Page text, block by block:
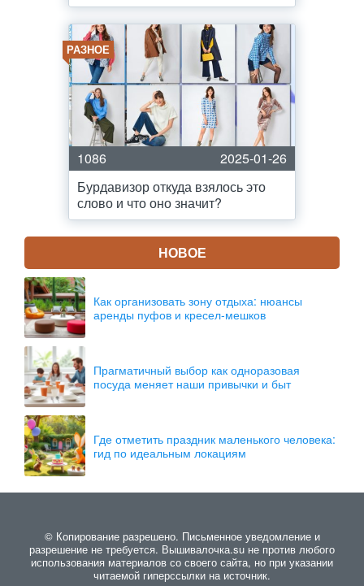
РАЗНОЕ
1086
2025-01-26
Бурдавизор откуда взялось это
слово и что оно значит?
НОВОЕ
Как организовать зону отдыха: нюансы
аренды пуфов и кресел-мешков
Прагматичный выбор как одноразовая
посуда меняет наши привычки и быт
Где отметить праздник маленького человека:
гид по идеальным локациям
© Копирование разрешено. Письменное уведомление и
разрешение не требуется. Вышивалочка.su не против любого
использования материалов со своего сайта, но при указании
читаемой гиперссылки на источник.